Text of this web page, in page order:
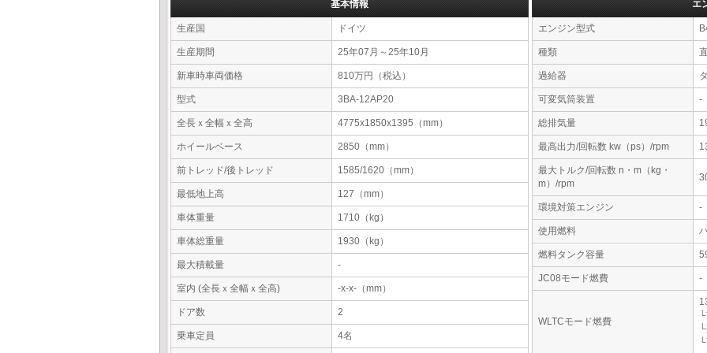
基本情報
生産国 ドイツ
生産期間 25年07月～25年10月
新車時車両価格 810万円（税込）
型式 3BA-12AP20
全長ｘ全幅ｘ全高 4775x1850x1395（mm）
ホイールベース 2850（mm）
前トレッド/後トレッド 1585/1620（mm）
最低地上高 127（mm）
車体重量 1710（kg）
車体総重量 1930（kg）
最大積載量 -
室内 (全長ｘ全幅ｘ全高) -x-x-（mm）
ドア数 2
乗車定員 4名
エ
エンジン型式
種類
過給器
可変気筒装置 -
総排気量
最高出力/回転数 kw（ps）/rpm
最大トルク/回転数 n・m（kg・
m）/rpm
環境対策エンジン -
使用燃料
燃料タンク容量
JC08モード燃費 -
WLTCモード燃費